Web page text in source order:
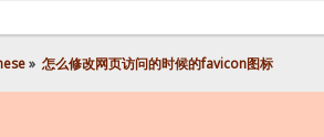
» 怎么修改网页访问的时候的favicon图标